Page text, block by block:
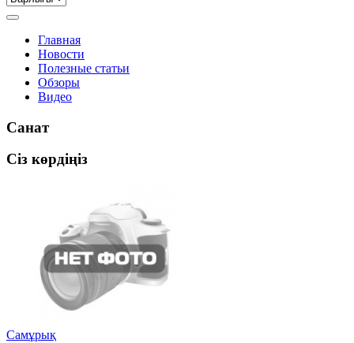
Главная
Новости
Полезные статьи
Обзоры
Видео
Санат
Сіз көрдіңіз
Самұрық